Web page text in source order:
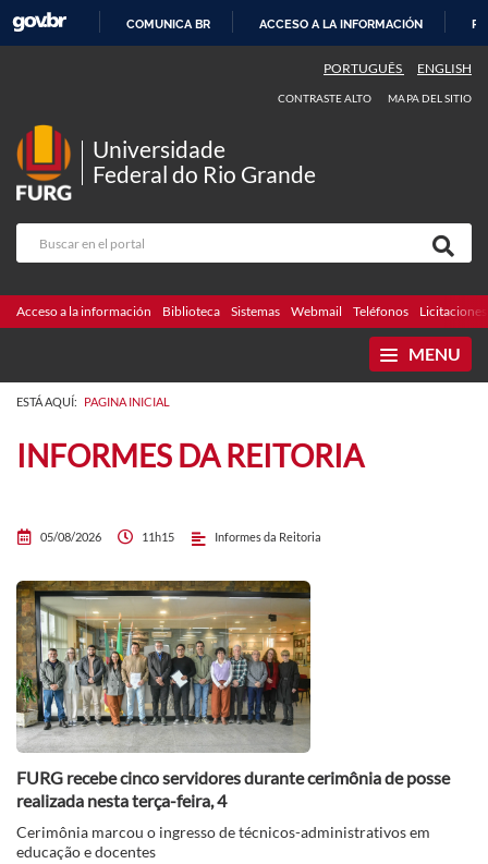
CONTENIDO
COMUNICA BR ACCESO A LA INFORMACIÓN
PORTUGUÊS ENGLISH
CONTRASTE ALTO MAPA DEL SITIO
Universidade
Federal do Rio Grande
Acceso a la información Biblioteca Sistemas Webmail Teléfonos Licitaciones
MENU
ESTÁ AQUÍ: PAGINA INICIAL
INFORMES DA REITORIA
05/08/2026 11h15 Informes da Reitoria
FURG recebe cinco servidores durante cerimônia de posse
realizada nesta terça-feira, 4
Cerimônia marcou o ingresso de técnicos-administrativos em
educação e docentes